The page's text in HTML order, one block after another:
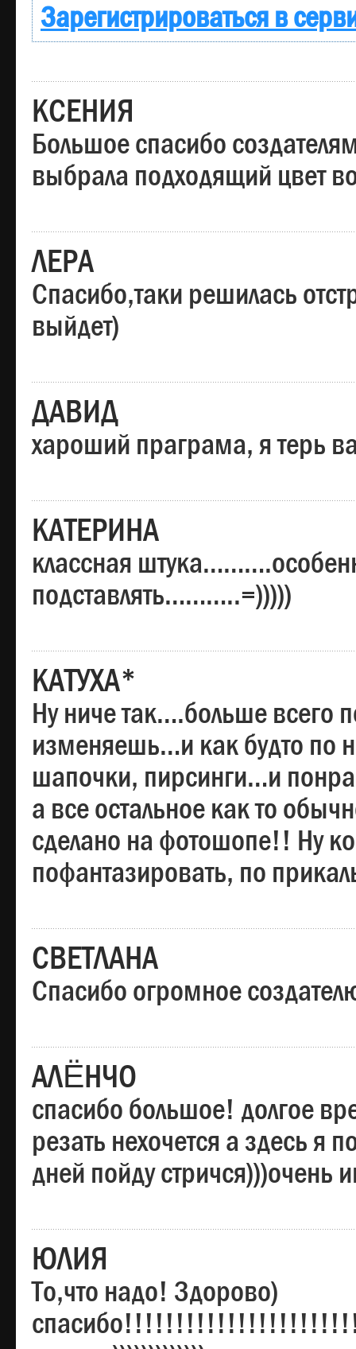
Зарегистрироваться в
КСЕНИЯ
Большое спасибо
выбрала подходящий цвет
ЛЕРА
Спасибо,таки решилась
выйдет)
ДАВИД
хароший праграма, я терь
КАТЕРИНА
классная
подставлять………..=)))))
КАТУХА*
Ну ниче так….больше всего
изменяешь…и как будто по
шапочки, пирсинги…и
а все остальное как то
сделано на фотошопе!! Ну
пофантазировать, по
СВЕТЛАНА
Спасибо огромное
АЛЁНЧО
спасибо большое! долгое
резать нехочется а здесь я
дней пойду стричся)))очень
ЮЛИЯ
То,что надо! Здорово)